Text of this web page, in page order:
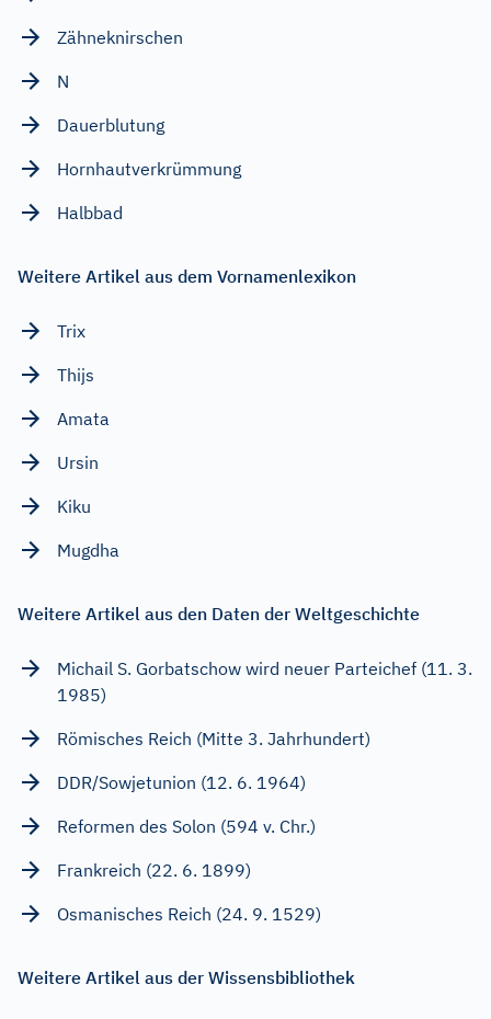
Zähneknirschen
N
Dauerblutung
Hornhautverkrümmung
Halbbad
Weitere Artikel aus dem Vornamenlexikon
Trix
Thijs
Amata
Ursin
Kiku
Mugdha
Weitere Artikel aus den Daten der Weltgeschichte
Michail S. Gorbatschow wird neuer Parteichef (11. 3.
1985)
Römisches Reich (Mitte 3. Jahrhundert)
DDR/Sowjetunion (12. 6. 1964)
Reformen des Solon (594 v. Chr.)
Frankreich (22. 6. 1899)
Osmanisches Reich (24. 9. 1529)
Weitere Artikel aus der Wissensbibliothek